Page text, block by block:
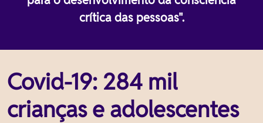
crítica das pessoas".
Covid-19: 284 mil
crianças e adolescentes